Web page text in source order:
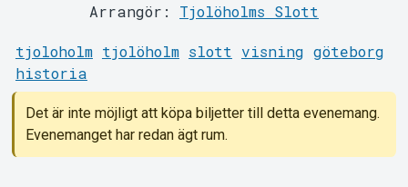
Arrangör: Tjolöholms Slott
tjoloholm tjolöholm slott visning göteborg
historia
Det är inte möjligt att köpa biljetter till detta evenemang.
Evenemanget har redan ägt rum.